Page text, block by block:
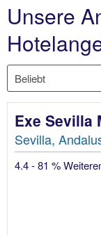
Unsere
Exe Sevilla
Sevilla,
4.4 - 81 %